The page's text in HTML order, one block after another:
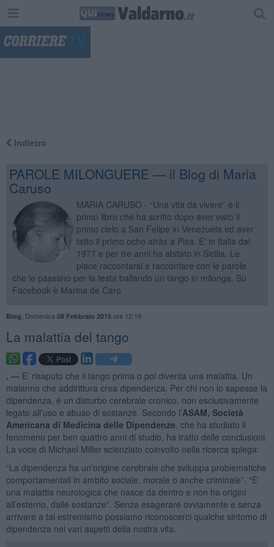
Indietro
PAROLE MILONGUERE — il Blog di Maria
Caruso
MARIA CARUSO - “Una vita da vivere” è il
primo libro che ha scritto dopo aver visto il
primo cielo a San Felipe in Venezuela ed aver
fatto il primo ocho atràs a Pisa. E' in Italia dal
1977 e per tre anni ha abitato in Sicilia. Le
piace raccontarsi e raccontare con le parole
che le passano per la testa ballando un tango in milonga. Su
Facebook è Marina de Caro
Blog Domenica 08 Febbraio 2015ore 12:19
La malattia del tango
. — E’ risaputo che il tango prima o poi diventa una malattia. Un
malanno che addirittura crea dipendenza. Per chi non lo sapesse la
dipendenza, è un disturbo cerebrale cronico, non esclusivamente
legato all’uso e abuso di sostanze. Secondo l’ASAM, Società
Americana di Medicina delle Dipendenze , che ha studiato il
fenomeno per ben quattro anni di studio, ha tratto delle conclusioni.
La voce di Michael Miller scienziato coinvolto nella ricerca spiega:
“La dipendenza ha un’origine cerebrale che sviluppa problematiche
comportamentali in ambito sociale, morale o anche criminale”. “E’
una malattia neurologica che nasce da dentro e non ha origini
all’esterno, dalle sostanze”. Senza esagerare ovviamente e senza
arrivare a tal estremismo possiamo riconoscerci qualche sintomo di
dipendenza nei vari aspetti della nostra vita.